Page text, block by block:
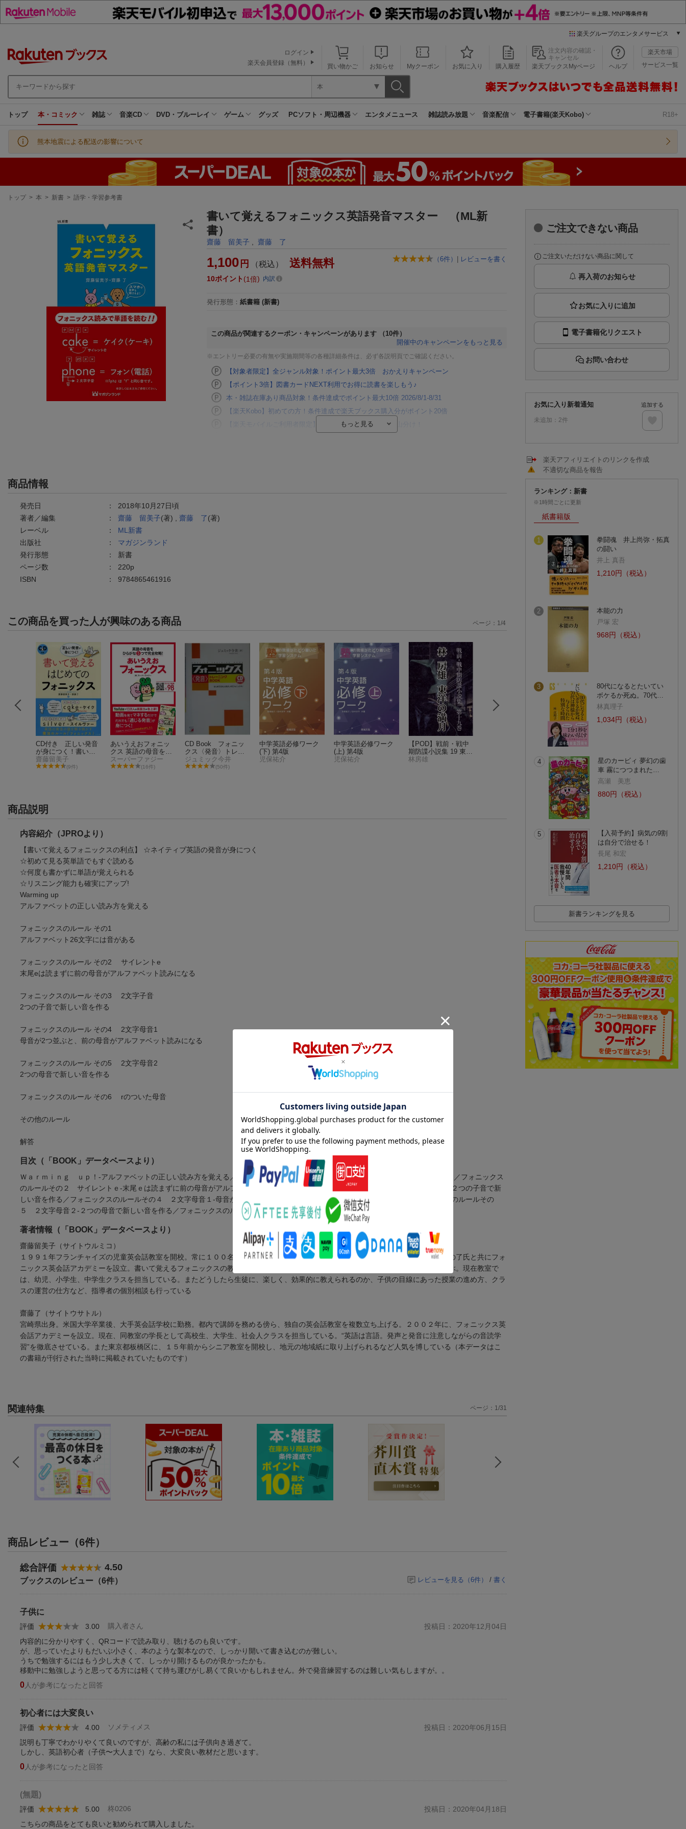
楽天グループのエンタメサービス
本/ゲーム/CD/DVD
楽天ブックス
楽天Kobo
楽天チケット
エンタメニュース
推し楽
買い物かご お知らせ Myクーポン お気に入り 購入履歴
注文内容の確認・
キャンセル
楽天ブックスMyページ
ヘルプ
楽天市場
サービス一覧
ログイン
楽天会員登録（無料）
本
トップ 本・コミック 雑誌 音楽CD DVD・ブルーレイ ゲーム グッズ PCソフト・周辺機器 エンタメニュース 雑誌読み放題 音楽配信 電子書籍(楽天Kobo) R18+
熊本地震による配送の影響について
現
トップ > 本 > 新書 > 語学・学習参考書
書いて覚えるフォニックス英語発音マスター （ML新
書）
齋藤 留美子 齋藤 了
（6件） | レビューを書く
1,100 円 （税込） 送料無料
10ポイント 1倍 内訳
発行形態 ： 紙書籍 (新書)
この商品が関連するクーポン・キャンペーンがあります
（10件）
開催中のキャンペーンをもっと見る
※エントリー必要の有無や実施期間等の各種詳細条件は、必ず各説明頁でご確認ください。
【対象者限定】全ジャンル対象！ポイント最大3倍 おかえりキャンペーン
【ポイント3倍】図書カードNEXT利用でお得に読書を楽しもう♪
本・雑誌在庫あり商品対象！条件達成でポイント最大10倍 2026/8/1-8/31
【楽天Kobo】初めての方！条件達成で楽天ブックス購入分がポイント20倍
【楽天モバイルご利用者限定】条件達成で100万ポイント山分け！
商品情報
発売日 ： 2018年10月27日頃
著者／編集
： 齋藤 留美子(著) , 齋藤 了(著)
レーベル
： ML新書
出版社
： マガジンランド
発行形態
： 新書
ページ数
： 220p
ISBN
： 9784865461916
この商品を買った人が興味のある商品
CD付き 正しい発音
が身につく！書いて
覚えるはじめてのフ
ォニックス
齋藤留美子
(9件)
あいうえおフォニッ
クス 英語の母音をひ
らがな5つで完全攻
略！
スーパーファジー
(16件)
CD Book フォニッ
クス〈発音〉トレー
ニングBook
ジュミック今井
(50件)
中学英語必修ワーク
(下) 第4版
児保祐介
中学英語必修ワーク
(上) 第4版
児保祐介
【POD】戦前・戦中
期防諜小説集 19 東洋
の満月
林房雄
最新版 書いて覚え
ス
齋藤留美子
(4件)
EIC（R） L&R
で満点を取った
勉強法
Aki
ページ： 1 /4
商品説明
内容紹介（JPROより）
【書いて覚えるフォニックスの利点】 ☆ネイティブ英語の発音が身につく
☆初めて見る英単語でもすぐ読める
☆何度も書かずに単語が覚えられる
☆リスニング能力も確実にアップ!
Warming up
アルファベットの正しい読み方を覚える
フォニックスのルール その1
アルファベット26文字には音がある
フォニックスのルール その2 サイレントe
末尾eは読まずに前の母音がアルファベット読みになる
フォニックスのルール その3 2文字子音
2つの子音で新しい音を作る
フォニックスのルール その4 2文字母音1
母音が2つ並ぶと、前の母音がアルファベット読みになる
フォニックスのルール その5 2文字母音2
2つの母音で新しい音を作る
フォニックスのルール その6 rのついた母音
その他のルール
解答
目次（「BOOK」データベースより）
Ｗａｒｍｉｎｇ ｕｐ！-アルファベットの正しい読み方を覚える／フォニックスのルールその１-アルファベット２６文字には音がある／フォニックス
のルールその２ サイレントｅ-末尾ｅは読まずに前の母音がアルファベット読みになる／フォニックスのルールその３ ２文字子音ー２つの子音で新
しい音を作る／フォニックスのルールその４ ２文字母音１-母音が２つ並ぶと、前の母音がアルファベット読みになる／フォニックスのルールその
５ ２文字母音２-２つの母音で新しい音を作る／フォニックスのルールその６ ｒのついた母音／その他のルール／解答
著者情報（「BOOK」データベースより）
齋藤留美子（サイトウルミコ）
１９９１年フランチャイズの児童英会話教室を開校。常に１００名以上の生徒を維持し、東京管内でトップとなる。２００２年に、夫の了氏と共にフォ
ニックス英会話アカデミーを設立。書いて覚えるフォニックスの教科書を作成し、その独自の授業内容で、確実に力が付くと評判を呼ぶ。現在教室で
は、幼児、小学生、中学生クラスを担当している。またどうしたら生徒に、楽しく、効果的に教えられるのか、子供の目線にあった授業の進め方、クラ
スの運営の仕方など、指導者の個別相談も行っている
齋藤了（サイトウサトル）
宮崎県出身。米国大学卒業後、大手英会話学校に勤務。都内で講師を務める傍ら、独自の英会話教室を複数立ち上げる。２００２年に、フォニックス英
会話アカデミーを設立。現在、同教室の学長として高校生、大学生、社会人クラスを担当している。“英語は言語。発声と発音に注意しながらの音読学
習”を徹底させている。また東京都板橋区に、１５年前からシニア教室を開校し、地元の地域紙に取り上げられるなど人気を博している（本データはこ
の書籍が刊行された当時に掲載されていたものです）
関連特集 ページ：1/31
商品レビュー（6件）
総合評価 4.50
ブックスのレビュー（6件） レビューを見る（6件） / 書く
子供に
購入者さん
評価 3.00
投稿日：2020年12月04日
内容的に分かりやすく、QRコードで読み取り、聴けるのも良いです。
が、思っていたよりもだいぶ小さく、本のような製本なので、しっかり開いて書き込むのが難しい。
うちで勉強するにはもう少し大きくて、しっかり開けるものが良かったかも。
移動中に勉強しようと思ってる方には軽くて持ち運びがし易くて良いかもしれません。外で発音練習するのは難しい気もしますが。。
0 人が参考になったと回答
初心者には大変良い
ソメティメス
評価 4.00
投稿日：2020年06月15日
説明も丁寧でわかりやくて良いのですが、高齢の私には子供向き過ぎて。
しかし、英語初心者（子供〜大人まで）なら、大変良い教材だと思います。
0 人が参考になったと回答
(無題)
柊0206
評価 5.00
投稿日：2020年04月18日
こちらの商品をとても良いと勧められて購入しました。
ご注文できない商品
ご注文いただけない商品に関して
再入荷のお知らせ
電子書籍化リクエスト
お問い合わせ
お気に入り新着通知
未追加： 2件
追加する
楽天アフィリエイトのリンクを作成
不適切な商品を報告
ランキング：新書
※1時間ごとに更新
紙書籍版
1
拳闘魂 井上尚弥・拓真
の闘い
井上 真吾
1,210円（税込）
2
本能の力
戸塚 宏
968円（税込）
3
80代になるとたいてい
ボケるか死ぬ。70代…
林真理子
1,034円（税込）
4
星のカービィ 夢幻の歯
車 霧につつまれた…
高瀬 美恵
880円（税込）
5
【入荷予約】病気の9割
は自分で治せる！
長尾 和宏
1,210円（税込）
新書ランキングを見る